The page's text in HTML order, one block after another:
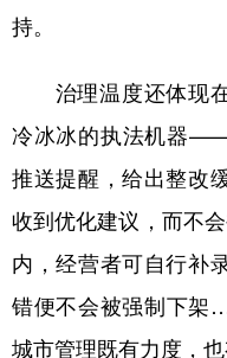
持。
治理温度还体现在
冷冰冰的执法机器
推送提醒，给出整改
收到优化建议，而不
内，经营者可自行补
错便不会被强制下
城市管理既有力度，也